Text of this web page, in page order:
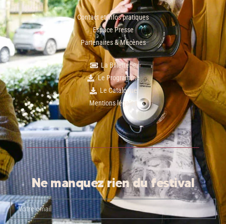
Contact et infos pratiques
Espace Presse
Partenaires & Mécènes
La Billetterie
Le Programme
Le Catalogue
Mentions légales
Ne manquez rien du festival